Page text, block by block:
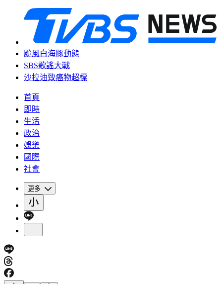
颱風白海豚動態
SBS歌謠大戰
沙拉油致癌物超標
首頁
即時
生活
政治
娛樂
國際
社會
更多